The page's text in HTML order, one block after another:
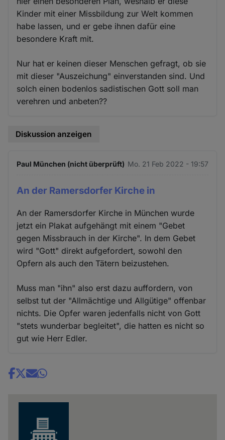
Kinder mit einer Missbildung zur Welt kommen
habe lassen, und er gebe ihnen dafür eine
besondere Kraft mit.
Nur hat er keinen dieser Menschen gefragt, ob sie
mit dieser "Auszeichung" einverstanden sind. Und
solch einen bodenlos sadistischen Gott soll man
verehren und anbeten??
Diskussion anzeigen
Paul München (nicht überprüft) Mo. 21 Feb 2022 - 19:57
An der Ramersdorfer Kirche in
An der Ramersdorfer Kirche in München wurde
jetzt ein Plakat aufgehängt mit einem "Gebet
gegen Missbrauch in der Kirche". In dem Gebet
wird "Gott" direkt aufgefordert, sowohl den
Opfern als auch den Tätern beizustehen.
Muss man "ihn" also erst dazu auffordern, von
selbst tut der "Allmächtige und Allgütige" offenbar
nichts. Die Opfer waren jedenfalls nicht von Gott
"stets wunderbar begleitet", die hatten es nicht so
gut wie Herr Edler.
Share